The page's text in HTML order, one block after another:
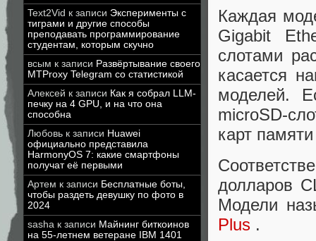
Text2Vid к записи Эксперименты с
тиграми и другие способы
преподавать программирование
студентам, которым скучно
всым к записи Развёртывание своего
MTProxy Telegram со статистикой
Алексей к записи Как я собрал LLM-
печку на 4 GPU, и на что она
способна
Любовь к записи Huawei
официально представила
HarmonyOS 7: какие смартфоны
получат её первыми
Артем к записи Бесплатные боты,
чтобы раздеть девушку по фото в
2024
sasha к записи Майнинг биткоинов
на 55-летнем ветеране IBM 1401
Каждая
Gigabit
слотами
касается
моделей.
microSD-
карт
долларов
Модели
Plus .